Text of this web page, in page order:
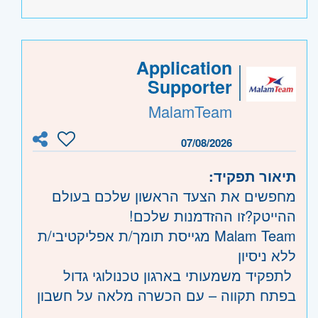
משמרות,לפי שעות
אזור:
- תל אביב, פתח תקווה, רמת גן
וגבעתיים, בקעת אונו וגבעת שמואל, חולון
- חדרה וזכרון יעקב, נתניה ועמק חפר,
הרצליה ורמת השרון
השפלה- ראשון לציון ונס- ציונה, רמלה לוד,
רחובות, יבנה
Application
Supporter
MalamTeam
07/08/2026
תיאור תפקיד:
מחפשים את הצעד הראשון שלכם בעולם
ההייטק?זו ההזדמנות שלכם!
Malam Team מגייסת תומך/ת אפליקטיבי/ת
ללא ניסיון
לתפקיד משמעותי בארגון טכנולוגי גדול
בפתח תקווה – עם הכשרה מלאה על חשבון